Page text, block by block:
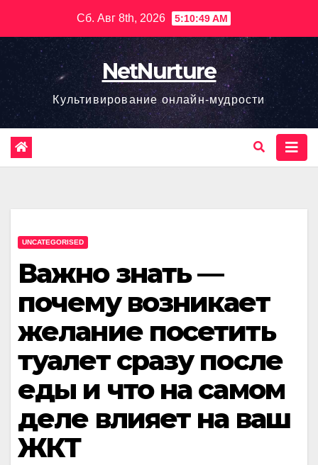
содержимому
Сб. Авг 8th, 2026 5:10:50 AM
NetNurture
Культивирование онлайн-мудрости
UNCATEGORISED
Важно знать —
почему возникает
желание посетить
туалет сразу после
еды и что на самом
деле влияет на ваш
ЖКТ